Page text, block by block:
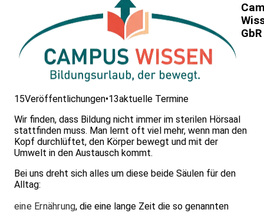
GbR
15Veröffentlichungen•13aktuelle Termine
Wir finden, dass Bildung nicht immer im sterilen Hörsaal
stattfinden muss. Man lernt oft viel mehr, wenn man den
Kopf durchlüftet, den Körper bewegt und mit der
Umwelt in den Austausch kommt.
Bei uns dreht sich alles um diese beide Säulen für den
Alltag:
eine Ernährung, die eine lange Zeit die so genannten